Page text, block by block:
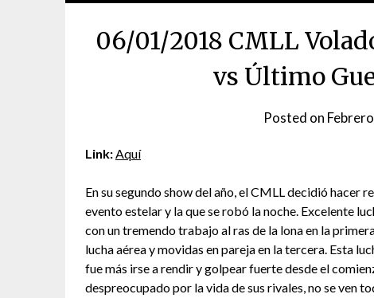
06/01/2018 CMLL
vs Último
Posted on
Link:Aquí
En su segundo show del año, el CMLL decidió hacer
evento estelar y la que se robó la noche. Excelente
con un tremendo trabajo al ras de la lona en la
lucha aérea y movidas en pareja en la tercera. Esta
fue más irse a rendir y golpear fuerte desde el
despreocupado por la vida de sus rivales, no se ven